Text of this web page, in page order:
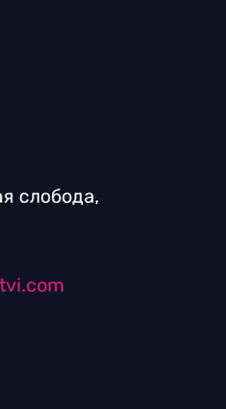
слобода,